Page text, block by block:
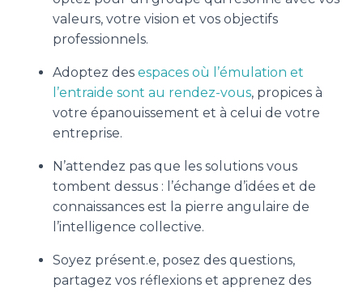
valeurs, votre vision et vos objectifs
professionnels.
Adoptez des espaces où l’émulation et
l’entraide sont au rendez-vous, propices à
votre épanouissement et à celui de votre
entreprise.
N’attendez pas que les solutions vous
tombent dessus : l’échange d’idées et de
connaissances est la pierre angulaire de
l’intelligence collective.
Soyez présent.e, posez des questions,
partagez vos réflexions et apprenez des